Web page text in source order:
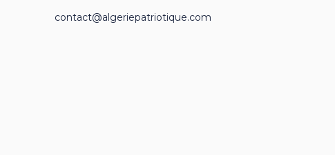
contact@algeriepatriotique.com